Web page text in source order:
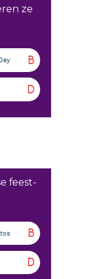
ze
B
D
feest-
B
D